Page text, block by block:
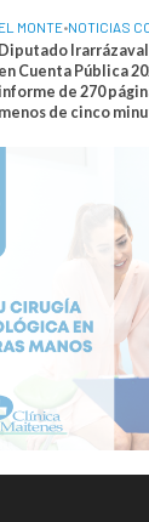
EL MONTE•NOTICIAS
Diputado
en Cuenta Pública
de 270
menos de cinco